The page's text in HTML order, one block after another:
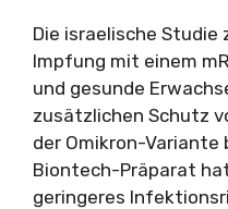
Die israelische
Impfung mit einem
und gesunde
zusätzlichen Schutz
der Omikron-
Biontech-Präparat
geringeres